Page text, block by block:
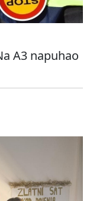
A3 napuhao